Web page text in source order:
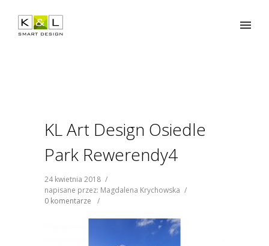
KL Art Design Osiedle
Park Rewerendy4
24 kwietnia 2018 /
napisane przez: Magdalena Krychowska /
0 komentarze
/